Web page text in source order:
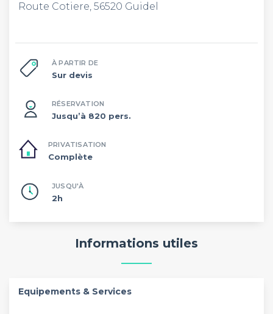
Route Cotiere, 56520 Guidel
À PARTIR DE
Sur devis
RÉSERVATION
Jusqu’à 820 pers.
PRIVATISATION
Complète
JUSQU'À
2h
Informations utiles
Equipements & Services